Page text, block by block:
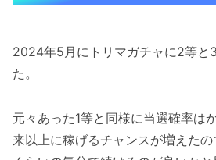
2024年5月にトリマガチャに2等と
た。
元々あった1等と同様に当選確率は
来以上に稼げるチャンスが増えた